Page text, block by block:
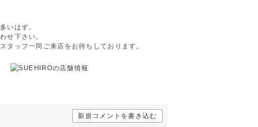
いはず。
せ下さい。
タッフ一同ご来店をお待ちしております。
新規コメントを書き込む